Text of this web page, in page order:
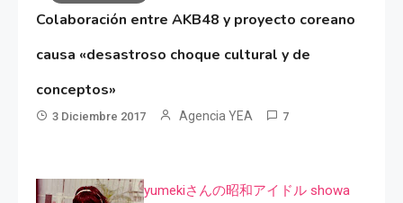
Colaboración entre AKB48 y proyecto coreano
causa «desastroso choque cultural y de
conceptos»
3 Diciembre 2017 Agencia YEA 7
yumekiさんの昭和アイドル showa